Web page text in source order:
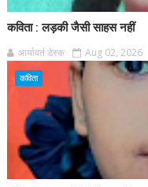
कविता : लड़की जैसी साहस नहीं
आर्यावर्त डेस्क Aug 02, 2026
कविता